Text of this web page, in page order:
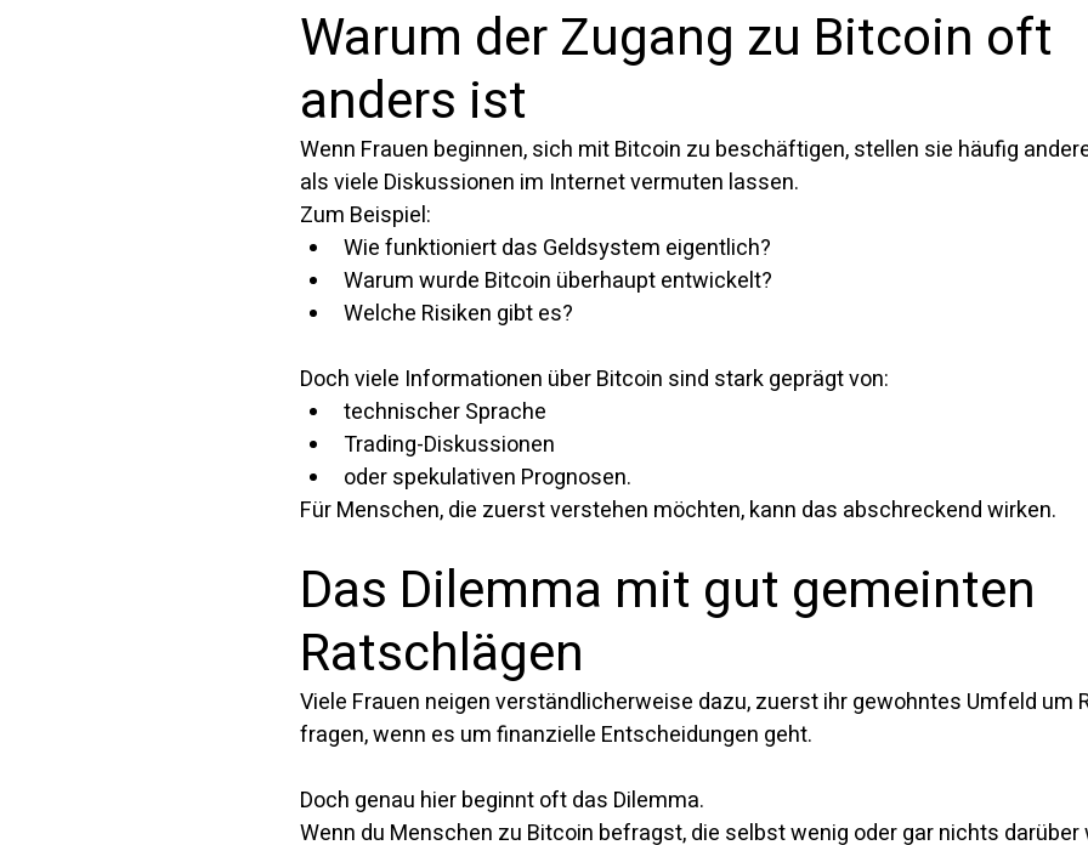
Warum der Zugang zu Bitcoin oft
anders ist
Wenn Frauen beginnen, sich mit Bitcoin zu beschäftigen, stellen sie häufig
als viele Diskussionen im Internet vermuten lassen.
Zum Beispiel:
Wie funktioniert das Geldsystem eigentlich?
Warum wurde Bitcoin überhaupt entwickelt?
Welche Risiken gibt es?
Doch viele Informationen über Bitcoin sind stark geprägt von:
technischer Sprache
Trading-Diskussionen
oder spekulativen Prognosen.
Für Menschen, die zuerst verstehen möchten, kann das abschreckend wirken.
Das Dilemma mit gut gemeinten
Ratschlägen
Viele Frauen neigen verständlicherweise dazu, zuerst ihr gewohntes Umfeld um
fragen, wenn es um finanzielle Entscheidungen geht.
Doch genau hier beginnt oft das Dilemma.
Wenn du Menschen zu Bitcoin befragst, die selbst wenig oder gar nichts darüber